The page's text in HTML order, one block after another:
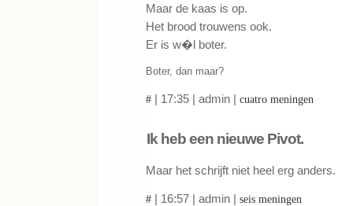
Maar de kaas is op.
Het brood trouwens ook.
Er is w�l boter.
Boter, dan maar?
# | 17:35 | admin | cuatro meningen
Ik heb een nieuwe Pivot.
Maar het schrijft niet heel erg anders.
# | 16:57 | admin | seis meningen